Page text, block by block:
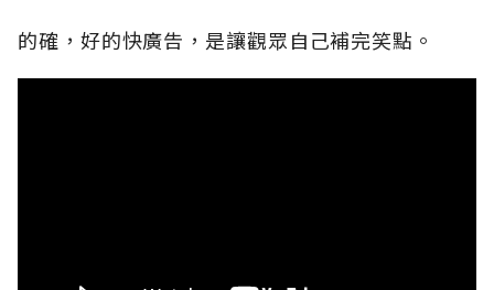
的確，好的快廣告，是讓觀眾自己補完笑點。